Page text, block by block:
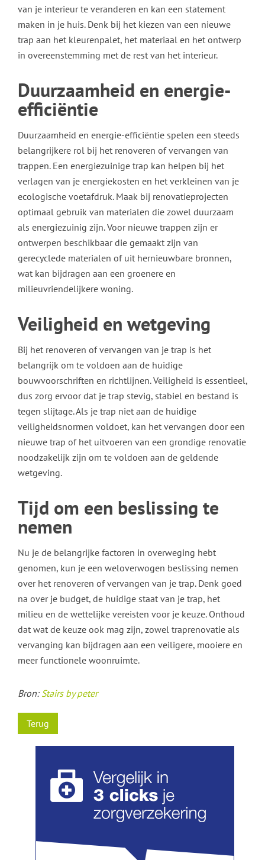
van je interieur te veranderen en kan een statement
maken in je huis. Denk bij het kiezen van een nieuwe
trap aan het kleurenpalet, het materiaal en het ontwerp
in overeenstemming met de rest van het interieur.
Duurzaamheid en energie-
efficiëntie
Duurzaamheid en energie-efficiëntie spelen een steeds
belangrijkere rol bij het renoveren of vervangen van
trappen. Een energiezuinige trap kan helpen bij het
verlagen van je energiekosten en het verkleinen van je
ecologische voetafdruk. Maak bij renovatieprojecten
optimaal gebruik van materialen die zowel duurzaam
als energiezuinig zijn. Voor nieuwe trappen zijn er
ontwerpen beschikbaar die gemaakt zijn van
gerecyclede materialen of uit hernieuwbare bronnen,
wat kan bijdragen aan een groenere en
milieuvriendelijkere woning.
Veiligheid en wetgeving
Bij het renoveren of vervangen van je trap is het
belangrijk om te voldoen aan de huidige
bouwvoorschriften en richtlijnen. Veiligheid is essentieel,
dus zorg ervoor dat je trap stevig, stabiel en bestand is
tegen slijtage. Als je trap niet aan de huidige
veiligheidsnormen voldoet, kan het vervangen door een
nieuwe trap of het uitvoeren van een grondige renovatie
noodzakelijk zijn om te voldoen aan de geldende
wetgeving.
Tijd om een beslissing te
nemen
Nu je de belangrijke factoren in overweging hebt
genomen, kun je een weloverwogen beslissing nemen
over het renoveren of vervangen van je trap. Denk goed
na over je budget, de huidige staat van je trap, het
milieu en de wettelijke vereisten voor je keuze. Onthoud
dat wat de keuze ook mag zijn, zowel traprenovatie als
vervanging kan bijdragen aan een veiligere, mooiere en
meer functionele woonruimte.
Bron: Stairs by peter
Terug